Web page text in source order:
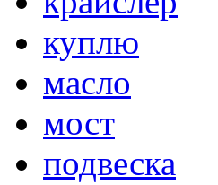
куплю
масло
мост
подвеска